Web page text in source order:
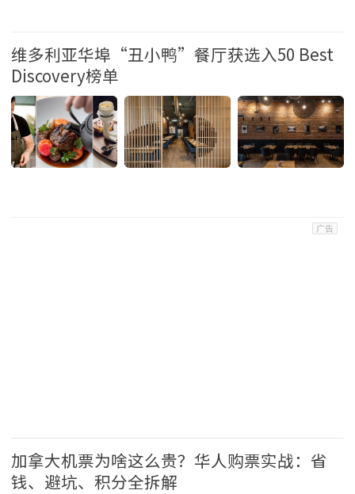
维多利亚华埠“丑小鸭”餐厅获选入50 Best
Discovery榜单
加拿大机票为啥这么贵？华人购票实战：省
钱、避坑、积分全拆解